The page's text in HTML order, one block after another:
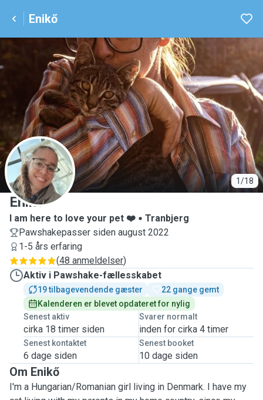
Enikő
1/18
E
Enikő
I am here to love your pet ❤️
Tranbjerg
Pawshakepasser siden august 2022
1-5 års erfaring
(48 anmeldelser)
Aktiv i Pawshake-fællesskabet
19 tilbagevendende gæster
22 gange gemt
Kalenderen er blevet opdateret for nylig
Senest aktiv
cirka 18 timer siden
Svarer normalt
inden for cirka 4 timer
Senest kontaktet
6 dage siden
Senest booket
10 dage siden
Om Enikő
I'm a Hungarian/Romanian girl living in Denmark. I have my